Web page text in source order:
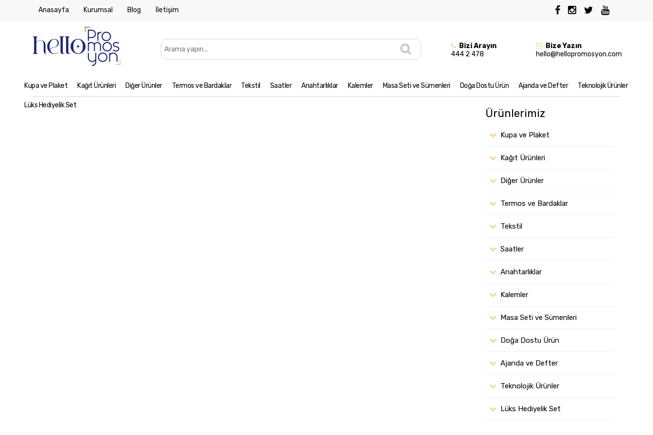
Anasayfa Kurumsal Blog İletişim
Bizi Arayın
444 2 478
Bize Yazın
hello@hellopromosyon.com
Kupa ve Plaket Kağıt Ürünleri Diğer Ürünler Termos ve Bardaklar Tekstil Saatler Anahtarlıklar Kalemler Masa Seti ve Sümenleri Doğa Dostu Ürün Ajanda ve Defter Teknolojik Ürünler
Lüks Hediyelik Set
Ürünlerimiz
Kupa ve Plaket
Kağıt Ürünleri
Diğer Ürünler
Termos ve Bardaklar
Tekstil
Saatler
Anahtarlıklar
Kalemler
Masa Seti ve Sümenleri
Doğa Dostu Ürün
Ajanda ve Defter
Teknolojik Ürünler
Lüks Hediyelik Set